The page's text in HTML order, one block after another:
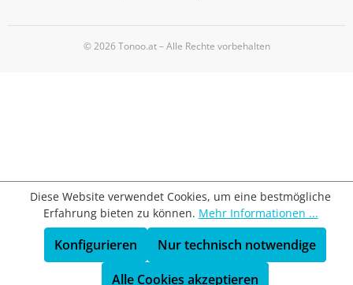
© 2026 Tonoo.at – Alle Rechte vorbehalten
Diese Website verwendet Cookies, um eine bestmögliche
Erfahrung bieten zu können. Mehr Informationen ...
Nur technisch notwendige
Konfigurieren
Alle Cookies akzeptieren